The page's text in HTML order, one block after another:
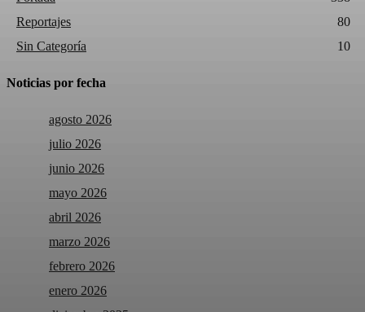
Reportajes
80
Sin Categoría
10
Noticias por fecha
agosto 2026
julio 2026
junio 2026
mayo 2026
abril 2026
marzo 2026
febrero 2026
enero 2026